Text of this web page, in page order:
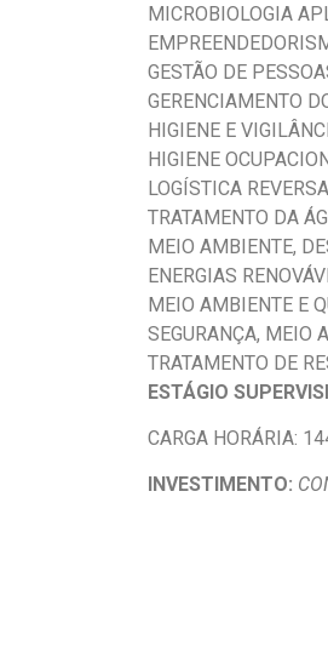
MICROBIOLOGIA
GESTÃO DE
GERENCIAMENTO
HIGIENE E
HIGIENE
LOGÍSTICA REVERSA
TRATAMENTO DA
MEIO AMBIENTE,
ENERGIAS
MEIO AMBIENTE E
SEGURANÇA, MEIO
TRATAMENTO DE
ESTÁGIO
CARGA HORÁRIA:
INVESTIMENTO: